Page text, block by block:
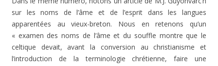
sur les noms de l’âme et de l’esprit dans les langues
apparentées au vieux-breton. Nous en retenons qu’un
« examen des noms de l’âme et du souffle montre que le
celtique devait, avant la conversion au christianisme et
l’introduction de la terminologie chrétienne, faire une